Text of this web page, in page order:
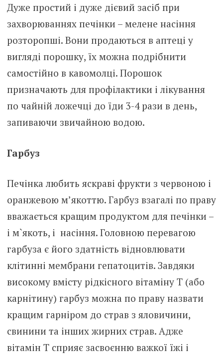
Дуже простий і дуже дієвий засіб при
захворюваннях печінки – мелене насіння
розторопші. Вони продаються в аптеці у
вигляді порошку, їх можна подрібнити
самостійно в кавомолці. Порошок
призначають для профілактики і лікування
по чайній ложечці до їди 3-4 рази в день,
запиваючи звичайною водою.
Гарбуз
Печінка любить яскраві фрукти з червоною і
оранжевою м’якоттю. Гарбуз взагалі по праву
вважається кращим продуктом для печінки –
і м`якоть, і насіння. Головною перевагою
гарбуза є його здатність відновлювати
клітинні мембрани гепатоцитів. Завдяки
високому вмісту рідкісного вітаміну Т (або
карнітину) гарбуз можна по праву назвати
кращим гарніром до страв з яловичини,
свинини та інших жирних страв. Адже
вітамін Т сприяє засвоєнню важкої їжі і